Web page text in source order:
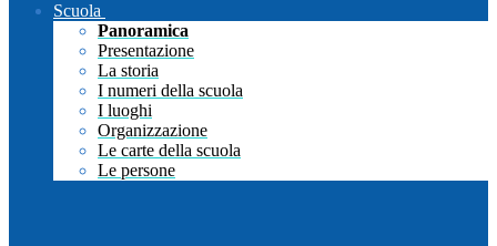
Scuola
Panoramica
Presentazione
La storia
I numeri della scuola
I luoghi
Organizzazione
Le carte della scuola
Le persone